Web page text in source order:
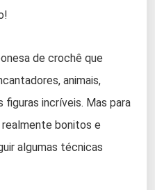
de crochê que
animais,
incríveis. Mas para
realmente bonitos e
algumas técnicas